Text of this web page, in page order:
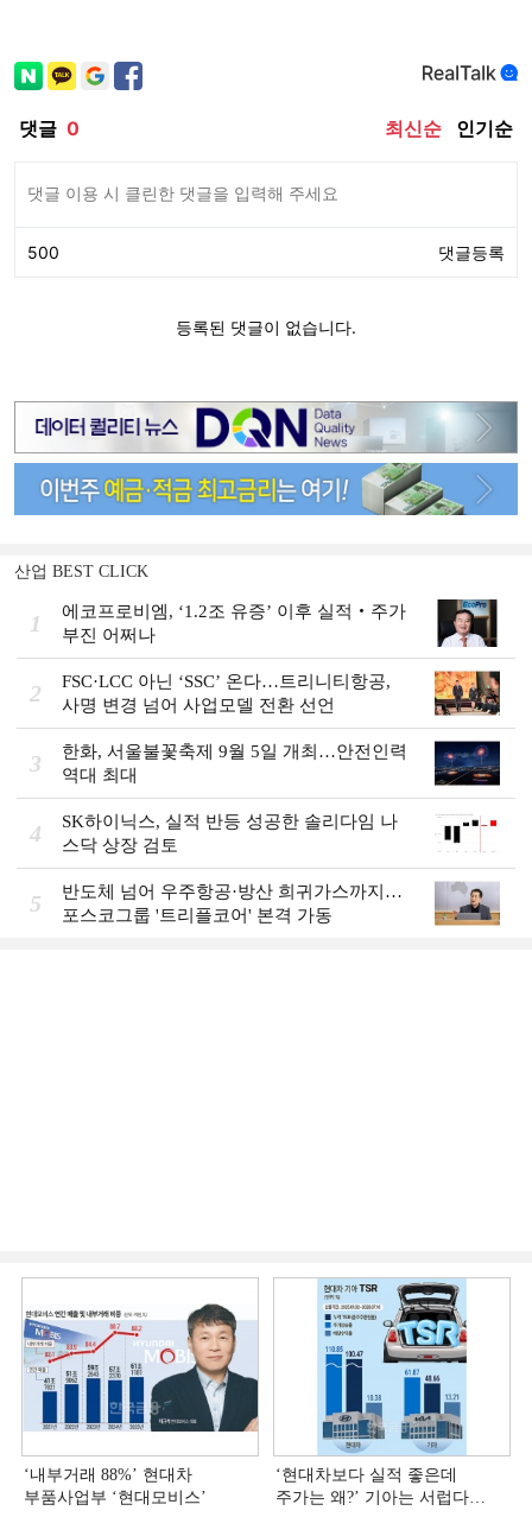
산업 BEST CLICK
1
에코프로비엠, ‘1.2조 유증’ 이후 실적‧주가
부진 어쩌나
2
FSC·LCC 아닌 ‘SSC’ 온다…트리니티항공,
사명 변경 넘어 사업모델 전환 선언
3
한화, 서울불꽃축제 9월 5일 개최…안전인력
역대 최대
4
SK하이닉스, 실적 반등 성공한 솔리다임 나
스닥 상장 검토
5
반도체 넘어 우주항공·방산 희귀가스까지…
포스코그룹 '트리플코어' 본격 가동
‘내부거래 88%ʼ 현대차
부품사업부 ‘현대모비스ʼ
‘현대차보다 실적 좋은데
주가는 왜?ʼ 기아는 서럽다